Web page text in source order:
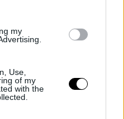
my
Use,
of my
with the